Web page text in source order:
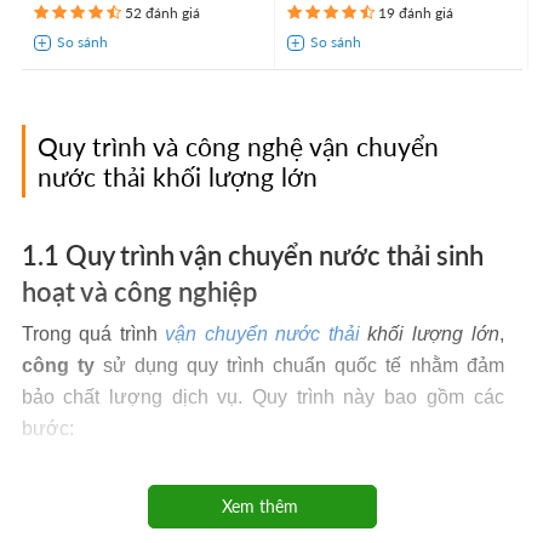
52 đánh giá 19 đánh giá
Quy trình và công nghệ vận chuyển
nước thải khối lượng lớn
1.1 Quy trình vận chuyển nước thải sinh
hoạt và công nghiệp
Trong quá trình vận chuyển nước thảikhối lượng lớn,
công tysử dụng quy trình chuẩn quốc tế nhằm đảm
bảo chất lượng dịch vụ. Quy trình này bao gồm các
bước:
chung cư, nhà hàng, nhà trọ, khách sạn, bệnh viện,
trường học, khu công nghiệp, trung tâm thương mại, đơn
Xem thêm